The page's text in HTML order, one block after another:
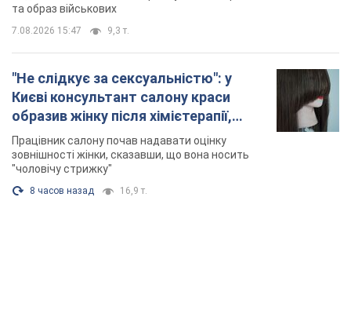
та образ військових
7.08.2026 15:47 9,3 т.
"Не слідкує за сексуальністю": у
Києві консультант салону краси
образив жінку після хімієтерапії,
розгорівся скандал. Фото
Працівник салону почав надавати оцінку
зовнішності жінки, сказавши, що вона носить
"чоловічу стрижку"
8 часов назад 16,9 т.